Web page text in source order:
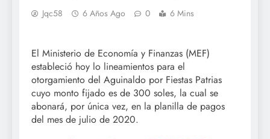
Jqc58 6 Años Ago 0 6 Mins
El Ministerio de Economía y Finanzas (MEF)
estableció hoy lo lineamientos para el
otorgamiento del Aguinaldo por Fiestas Patrias
cuyo monto fijado es de 300 soles, la cual se
abonará, por única vez, en la planilla de pagos
del mes de julio de 2020.